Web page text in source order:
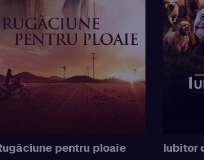
pentru ploaie Iubitor